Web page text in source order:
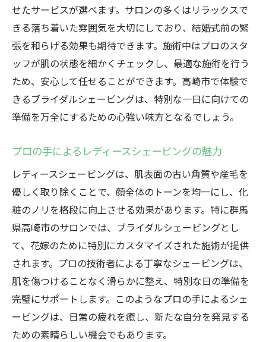
せたサービスが選べます。サロンの多くはリラックスで
きる落ち着いた雰囲気を大切にしており、結婚式前の緊
張を和らげる効果も期待できます。施術中はプロのスタ
ッフが肌の状態を細かくチェックし、最適な施術を行う
ため、安心して任せることができます。高崎市で体験で
きるブライダルシェービングは、特別な一日に向けての
準備を万全にするための心強い味方となるでしょう。
プロの手によるレディースシェービングの魅力
レディースシェービングは、肌表面の古い角質や産毛を
優しく取り除くことで、顔全体のトーンを均一にし、化
粧のノリを格段に向上させる効果があります。特に群馬
県高崎市のサロンでは、ブライダルシェービングとし
て、花嫁のために特別にカスタマイズされた施術が提供
されます。プロの技術者による丁寧なシェービングは、
肌を傷つけることなく滑らかに整え、特別な日の準備を
完璧にサポートします。このようなプロの手によるシェ
ービングは、日常の疲れを癒し、新たな自分を発見する
ための素晴らしい機会でもあります。